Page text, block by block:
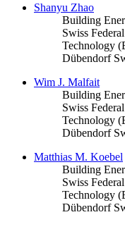
Shanyu Zhao
Building
Swiss
Technology
Dübendorf
Wim J. Malfait
Building
Swiss
Technology
Dübendorf
Matthias M. Koebel
Building
Swiss
Technology
Dübendorf